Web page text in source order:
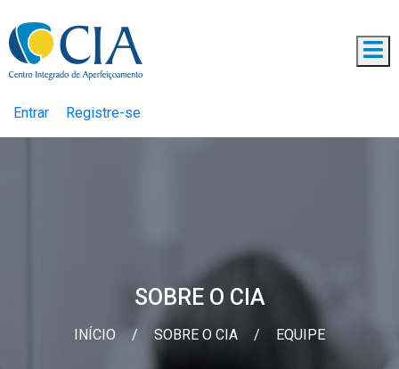
Entrar Registre-se
SOBRE O CIA
INÍCIO / SOBRE O CIA / EQUIPE